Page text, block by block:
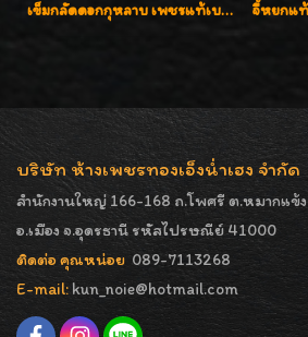
เข็มกลัดดอกกุหลาบ เพชรแท้เบลเยี่ยมคัต งานปราณีตค่ะ
บริษัท ห้างเพชรทองเอ็งน่ำเฮง จำกัด
สำนักงานใหญ่ 166-168 ถ.โพศรี ต.หมากแข้ง
อ.เมือง จ.อุดรธานี รหัสไปรษณีย์ 41000
ติดต่อ คุณหน่อย 089-7113268
E-mail: kun_noie@hotmail.com